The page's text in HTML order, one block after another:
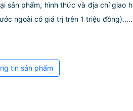
sản phẩm, hình thức và địa chỉ giao
ngoài có giá trị trên 1 triệu đồng).....
tin sản phẩm